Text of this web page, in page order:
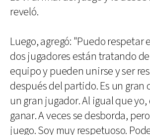
reveló.
Luego, agregó: "Puedo respetar
dos jugadores están tratando
equipo y pueden unirse y ser
después del partido. Es un gran
un gran jugador. Al igual que
ganar. A veces se desborda,
juego. Soy muy respetuoso.